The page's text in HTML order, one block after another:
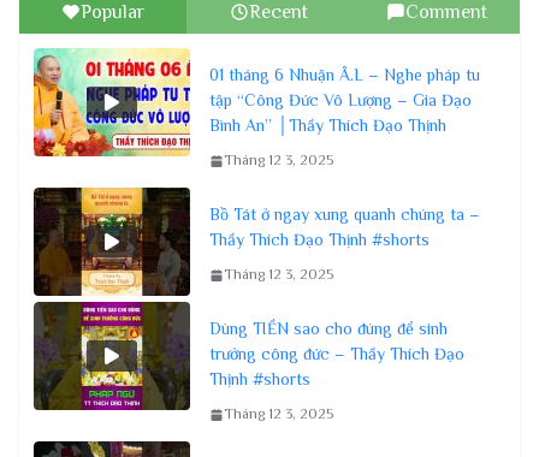
Popular Recent Comment
01 tháng 6 Nhuận Â.L – Nghe pháp tu
tập “Công Đức Vô Lượng – Gia Đạo
Bình An” │Thầy Thích Đạo Thịnh
Tháng 12 3, 2025
Bồ Tát ở ngay xung quanh chúng ta –
Thầy Thích Đạo Thịnh #shorts
Tháng 12 3, 2025
Dùng TIỀN sao cho đúng để sinh
trưởng công đức – Thầy Thích Đạo
Thịnh #shorts
Tháng 12 3, 2025